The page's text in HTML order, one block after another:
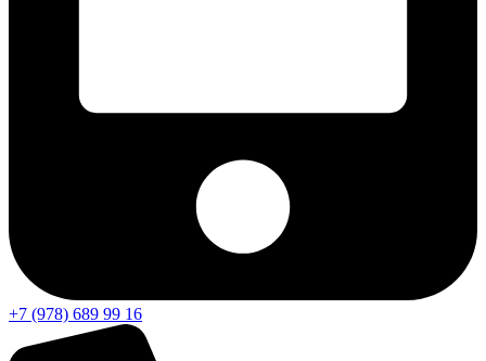
+7 (978) 689 99 16